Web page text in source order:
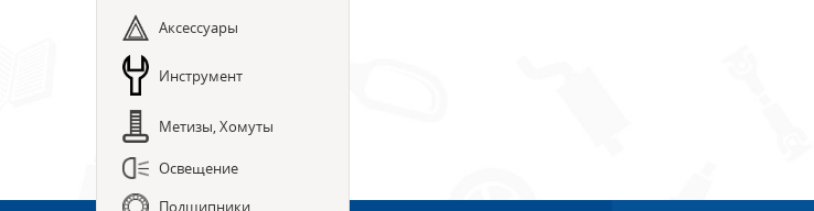
Аксессуары
Инструмент
Метизы, Хомуты
Освещение
Подшипники